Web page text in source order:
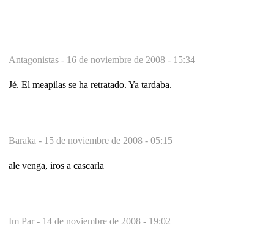
Antagonistas - 16 de noviembre de 2008 - 15:34
Jé. El meapilas se ha retratado. Ya tardaba.
Baraka - 15 de noviembre de 2008 - 05:15
ale venga, iros a cascarla
Im Par - 14 de noviembre de 2008 - 19:02